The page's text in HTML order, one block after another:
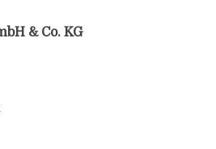
& Co. KG